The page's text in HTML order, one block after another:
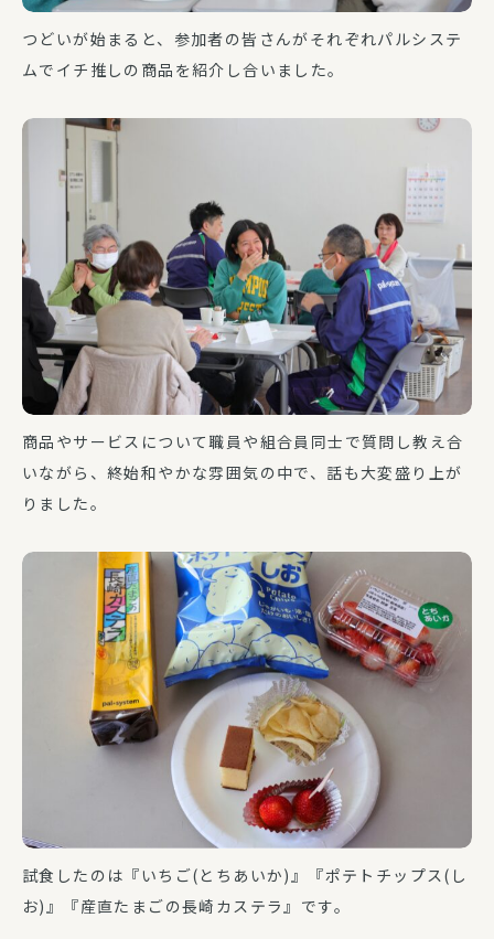
つどいが始まると、参加者の皆さんがそれぞれパルシステ
ムでイチ推しの商品を紹介し合いました。
商品やサービスについて職員や組合員同士で質問し教え合
いながら、終始和やかな雰囲気の中で、話も大変盛り上が
りました。
試食したのは『いちご(とちあいか)』『ポテトチップス(し
お)』『産直たまごの長崎カステラ』です。